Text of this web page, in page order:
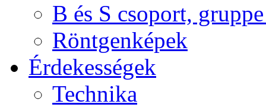
B és S csoport,
Röntgenképek
Érdekességek
Technika